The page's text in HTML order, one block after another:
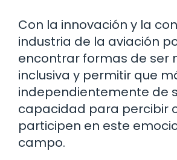
Con la innovación y la
industria de la aviación
encontrar formas de ser
inclusiva y permitir que
independientemente de
capacidad para percibir
participen en este
campo.